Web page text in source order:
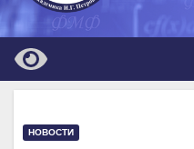
НОВОСТИ